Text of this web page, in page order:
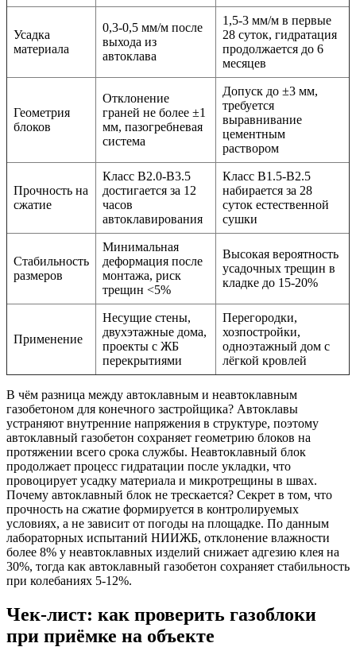
Усадка
материала
0,3-0,5 мм/м после
выхода из
автоклава
1,5-3 мм/м в первые
28 суток, гидратация
продолжается до 6
месяцев
Геометрия
блоков
Отклонение
граней не более ±1
мм, пазогребневая
система
Допуск до ±3 мм,
требуется
выравнивание
цементным
раствором
Прочность на
сжатие
Класс B2.0-B3.5
достигается за 12
часов
автоклавирования
Класс B1.5-B2.5
набирается за 28
суток естественной
сушки
Стабильность
размеров
Минимальная
деформация после
монтажа, риск
трещин <5%
Высокая вероятность
усадочных трещин в
кладке до 15-20%
Применение
Несущие стены,
двухэтажные дома,
проекты с ЖБ
перекрытиями
Перегородки,
хозпостройки,
одноэтажный дом с
лёгкой кровлей
В чём разница между автоклавным и неавтоклавным
газобетоном для конечного застройщика? Автоклавы
устраняют внутренние напряжения в структуре, поэтому
автоклавный газобетон сохраняет геометрию блоков на
протяжении всего срока службы. Неавтоклавный блок
продолжает процесс гидратации после укладки, что
провоцирует усадку материала и микротрещины в швах.
Почему автоклавный блок не трескается? Секрет в том, что
прочность на сжатие формируется в контролируемых
условиях, а не зависит от погоды на площадке. По данным
лабораторных испытаний НИИЖБ, отклонение влажности
более 8% у неавтоклавных изделий снижает адгезию клея на
30%, тогда как автоклавный газобетон сохраняет стабильность
при колебаниях 5-12%.
Чек-лист: как проверить газоблоки
при приёмке на объекте